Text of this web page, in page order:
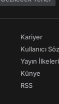
Kariyer
Kullanıcı
Yayın İlkeleri
Künye
RSS